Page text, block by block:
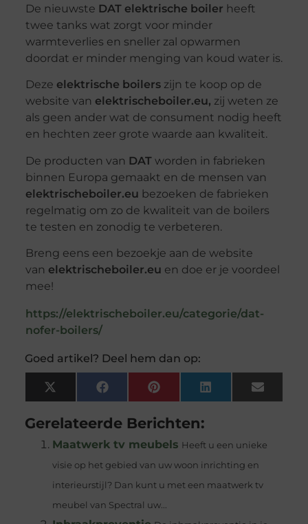
De nieuwste DAT elektrische boiler heeft
twee tanks wat zorgt voor minder
warmteverlies en sneller zal opwarmen
doordat er minder menging van koud water is.
Deze elektrische boilerszijn te koop op de
website van elektrischeboiler.eu, zij weten ze
als geen ander wat de consument nodig heeft
en hechten zeer grote waarde aan kwaliteit.
De producten van DATworden in fabrieken
binnen Europa gemaakt en de mensen van
elektrischeboiler.eu bezoeken de fabrieken
regelmatig om zo de kwaliteit van de boilers
te testen en zonodig te verbeteren.
Breng eens een bezoekje aan de website
van elektrischeboiler.eu en doe er je voordeel
mee!
https://elektrischeboiler.eu/categorie/dat-
nofer-boilers/
Goed artikel? Deel hem dan op:
X
(Twitter)
FacebookPinterestLinkedInEmail
Gerelateerde Berichten:
Maatwerk tv meubels Heeft u een unieke
visie op het gebied van uw woon inrichting en
interieurstijl? Dan kunt u met een maatwerk tv
meubel van Spectral uw...